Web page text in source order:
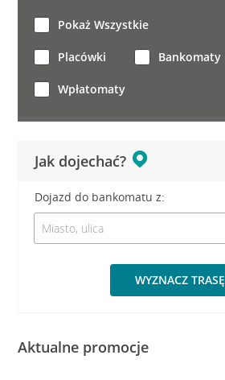
Jak dojechać?
Dojazd do bankomatu z:
WYZNACZ TRASĘ
Pokaż Wszystkie
Placówki Bankomaty
Wpłatomaty
Aktualne promocje